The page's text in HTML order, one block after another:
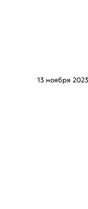
13 ноября 2023